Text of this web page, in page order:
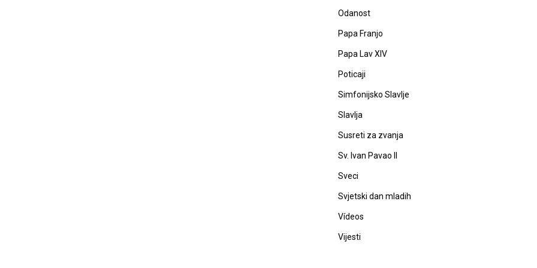
Odanost
Papa Franjo
Papa Lav XIV
Poticaji
Simfonijsko Slavlje
Slavlja
Susreti za zvanja
Sv. Ivan Pavao II
Sveci
Svjetski dan mladih
Vídeos
Vijesti